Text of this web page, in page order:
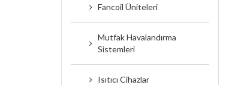
Fancoil Üniteleri
Mutfak Havalandırma
Sistemleri
Isıtıcı Cihazlar